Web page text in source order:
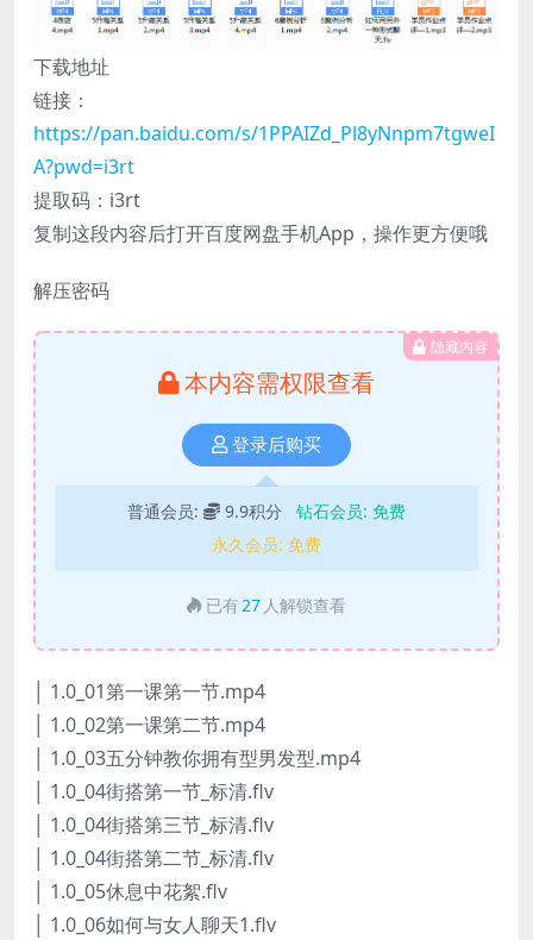
下载地址
链接：
https://pan.baidu.com/s/1PPAIZd_Pl8yNnpm7tgweI
A?pwd=i3rt
提取码：i3rt
复制这段内容后打开百度网盘手机App，操作更方便哦
解压密码
隐藏内容
本内容需权限查看
登录后购买
普通会员: 9.9积分 钻石会员: 免费
永久会员: 免费
已有27 人解锁查看
│ 1.0_01第一课第一节.mp4
│ 1.0_02第一课第二节.mp4
│ 1.0_03五分钟教你拥有型男发型.mp4
│ 1.0_04街搭第一节_标清.flv
│ 1.0_04街搭第三节_标清.flv
│ 1.0_04街搭第二节_标清.flv
│ 1.0_05休息中花絮.flv
│ 1.0_06如何与女人聊天1.flv